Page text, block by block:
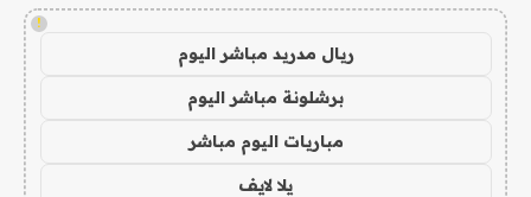
!
ريال مدريد مباشر اليوم
برشلونة مباشر اليوم
مباريات اليوم مباشر
يلا لايف